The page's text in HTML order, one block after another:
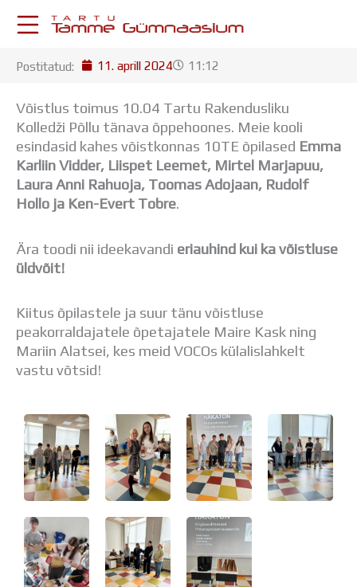
KESKKONNAD
Postkast
Drive
Tamme TV
Tamme Leht
Kooliraadio
Tunniplaan
Ainepassid
Huviringid
Õpilastööd (UPT)
Distantsõpe
ÜLDINFO
Sisseastumine
Meie kool
Dokumendid
Uudised
Lapsevanemale
Vilistlastele
Toitlustamine
Virtuaaltuur
Postitatud: 11. aprill 2024 11:12
Võistlus toimus 10.04 Tartu Rakendusliku
Kolledži Põllu tänava õppehoones. Meie kooli
esindasid kahes võistkonnas 10TE õpilased Emma
Karliin Vidder, Liispet Leemet, Mirtel Marjapuu,
Laura Anni Rahuoja, Toomas Adojaan, Rudolf
Hollo ja Ken-Evert Tobre.
Ära toodi nii ideekavandi eriauhind kui ka võistluse
üldvõit!
Kiitus õpilastele ja suur tänu võistluse
peakorraldajatele õpetajatele Maire Kask ning
Mariin Alatsei, kes meid VOCOs külalislahkelt
vastu võtsid!